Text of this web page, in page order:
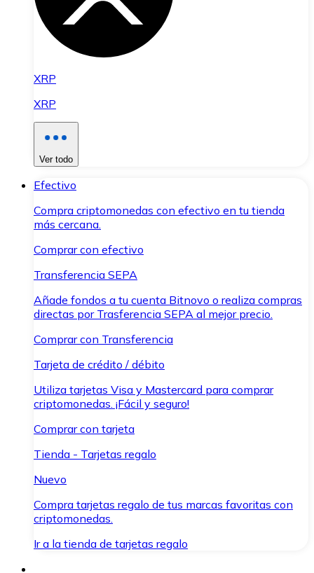
XRP
XRP
Ver todo
Efectivo
Compra criptomonedas con efectivo en tu tienda
más cercana.
Comprar con efectivo
Transferencia SEPA
Añade fondos a tu cuenta Bitnovo o realiza compras
directas por Trasferencia SEPA al mejor precio.
Comprar con Transferencia
Tarjeta de crédito / débito
Utiliza tarjetas Visa y Mastercard para comprar
criptomonedas. ¡Fácil y seguro!
Comprar con tarjeta
Tienda - Tarjetas regalo
Nuevo
Compra tarjetas regalo de tus marcas favoritas con
criptomonedas.
Ir a la tienda de tarjetas regalo